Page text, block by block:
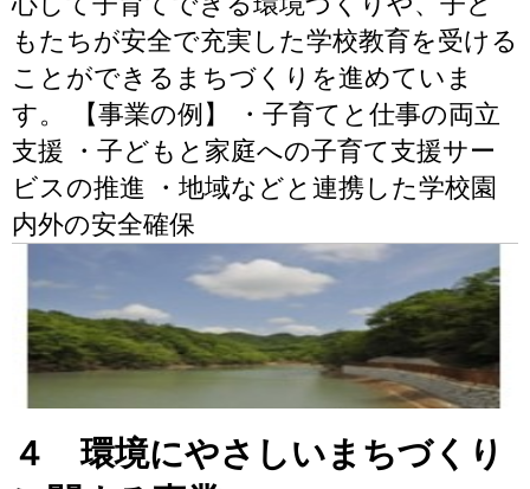
もたちが安全で充実した学校教育を受ける
ことができるまちづくりを進めていま
す。 【事業の例】 ・子育てと仕事の両立
支援 ・子どもと家庭への子育て支援サー
ビスの推進 ・地域などと連携した学校園
内外の安全確保
４ 環境にやさしいまちづくり